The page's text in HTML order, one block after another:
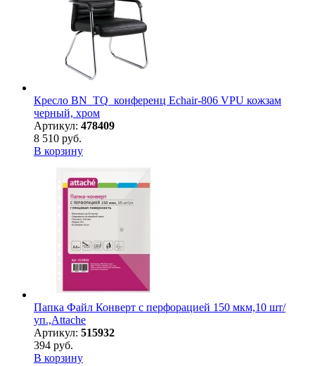
Кресло BN_TQ_конференц Echair-806 VPU кожзам
черный, хром
Артикул: 478409
8 510 руб.
В корзину
Папка Файл Конверт с перфорацией 150 мкм,10 шт/
уп.,Attache
Артикул: 515932
394 руб.
В корзину